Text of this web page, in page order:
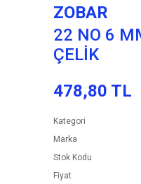
ZOBAR
22 NO 6
ÇELİK
478,80 TL
Kategori
Marka
Stok Kodu
Fiyat